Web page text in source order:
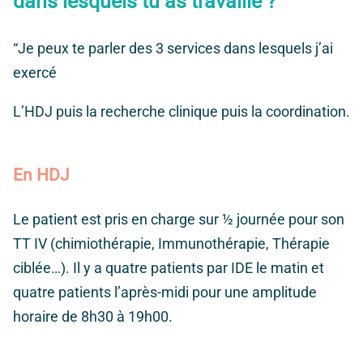
“Je peux te parler des 3 services dans lesquels j’ai
exercé
L’HDJ puis la recherche clinique puis la coordination.
En HDJ
Le patient est pris en charge sur ½ journée pour son
TT IV (chimiothérapie, Immunothérapie, Thérapie
ciblée…). Il y a quatre patients par IDE le matin et
quatre patients l’après-midi pour une amplitude
horaire de 8h30 à 19h00.